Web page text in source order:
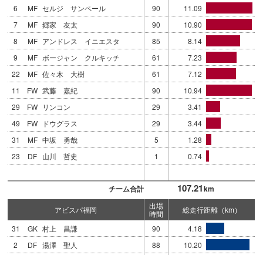
6 MF セルジ サンペール 90
11.09
7
MF 郷家 友太 90
10.90
8
MF アンドレス イニエスタ 85
8.14
9
MF ボージャン クルキッチ 61
7.23
22
MF 佐々木 大樹 61
7.12
11
FW 武藤 嘉紀 90
10.94
29
FW リンコン 29
3.41
49
FW ドウグラス 29
3.44
31
MF 中坂 勇哉 5
1.28
23
DF 山川 哲史 1 0.74
チーム合計 107.21km
アビスパ福岡
出場
時間
総走行距離（km）
31
GK 村上 昌謙 90
4.18
2
DF 湯澤 聖人 88
10.20